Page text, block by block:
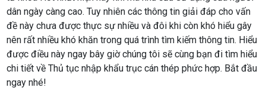
dân ngày càng cao. Tuy nhiên các thông tin giải đáp cho vấn
đề này chưa được thực sự nhiều và đôi khi còn khó hiểu gây
nên rất nhiều khó khăn trong quá trình tìm kiếm thông tin. Hiểu
được điều này ngay bây giờ chúng tôi sẽ cùng bạn đi tìm hiểu
chi tiết về Thủ tục nhập khẩu trục cán thép phức hợp. Bắt đầu
ngay nhé!